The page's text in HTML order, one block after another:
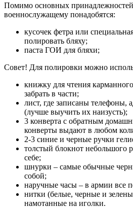
Помимо основных
военнослужащему понадобятся:
кусочек фетра или
полировать бляху;
паста ГОИ для бляхи;
Совет! Для полировки можно
книжку для чтения
забрать в части;
лист, где записаны телефоны,
(лучше выучить их наизусть);
3 конверта с обратным
конверты выдают в любом
2-3 синие и черные ручки
толстый блокнот небольшого
себе;
шнурки – самые обычные
собой;
наручные часы – в армии все
нитки (белые, черные и
намотанные на иголки.